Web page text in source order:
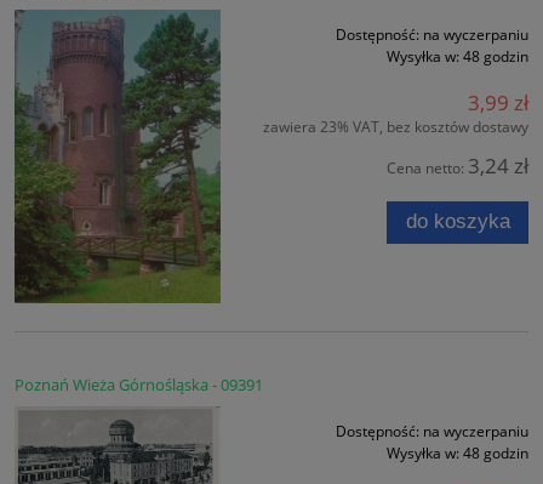
Dostępność: na wyczerpaniu
Wysyłka w: 48 godzin
3,99 zł
zawiera 23% VAT, bez kosztów dostawy
Cena netto: 3,24 zł
do koszyka
Poznań Wieża Górnośląska - 09391
Dostępność: na wyczerpaniu
Wysyłka w: 48 godzin